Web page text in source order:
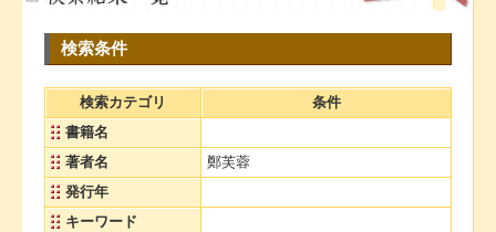
検索条件
検索カテゴリ
条件
書籍名
著者名
鄭芙蓉
発行年
キーワード